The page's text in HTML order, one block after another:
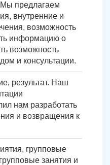
Мы предлагаем
внутренние и
возможность
информацию о
возможность
и консультации.
результат. Наш
нам разработать
и возвращения к
групповые
занятия и